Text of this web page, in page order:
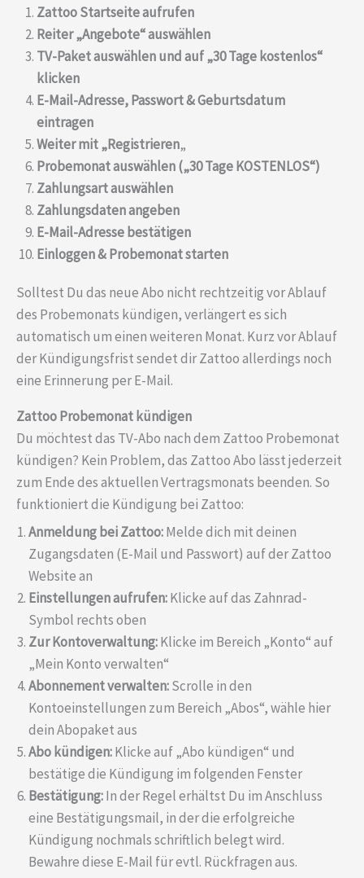
Zattoo Startseite aufrufen
Reiter „Angebote“ auswählen
TV-Paket auswählen und auf „30 Tage kostenlos“
klicken
E-Mail-Adresse, Passwort & Geburtsdatum
eintragen
Weiter mit „Registrieren„
Probemonat auswählen („30 Tage KOSTENLOS“)
Zahlungsart auswählen
Zahlungsdaten angeben
E-Mail-Adresse bestätigen
Einloggen & Probemonat starten
Solltest Du das neue Abo nicht rechtzeitig vor Ablauf
des Probemonats kündigen, verlängert es sich
automatisch um einen weiteren Monat. Kurz vor Ablauf
der Kündigungsfrist sendet dir Zattoo allerdings noch
eine Erinnerung per E-Mail.
Zattoo Probemonat kündigen
Du möchtest das TV-Abo nach dem Zattoo Probemonat
kündigen? Kein Problem, das Zattoo Abo lässt jederzeit
zum Ende des aktuellen Vertragsmonats beenden. So
funktioniert die Kündigung bei Zattoo:
Anmeldung bei Zattoo:Melde dich mit deinen
Zugangsdaten (E-Mail und Passwort) auf der Zattoo
Website an
Einstellungen aufrufen:Klicke auf das Zahnrad-
Symbol rechts oben
Zur Kontoverwaltung:Klicke im Bereich „Konto“ auf
„Mein Konto verwalten“
Abonnement verwalten:Scrolle in den
Kontoeinstellungen zum Bereich „Abos“, wähle hier
dein Abopaket aus
Abo kündigen:Klicke auf „Abo kündigen“ und
bestätige die Kündigung im folgenden Fenster
Bestätigung:In der Regel erhältst Du im Anschluss
eine Bestätigungsmail, in der die erfolgreiche
Kündigung nochmals schriftlich belegt wird.
Bewahre diese E-Mail für evtl. Rückfragen aus.